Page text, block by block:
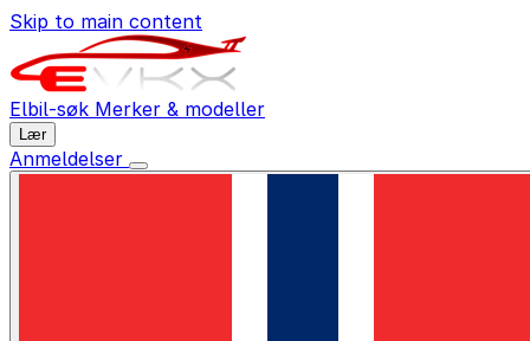
Skip to main content
Elbil-søk Merker & modeller
Lær
Anmeldelser